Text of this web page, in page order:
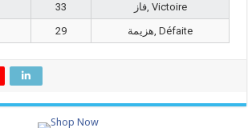
33
فاز, Victoire
29 هزيمة, Défaite